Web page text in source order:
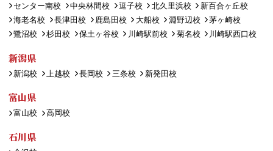
センター南校
中央林間校 逗子校 北久里浜校
新百合ヶ丘校
海老名校
長津田校 鹿島田校 大船校 淵野辺校
茅ヶ崎校
鷺沼校
杉田校 保土ヶ谷校 川崎駅前校 菊名校 川崎駅西口校
新潟県
新潟校 上越校 長岡校 三条校 新発田校
富山県
富山校 高岡校
石川県